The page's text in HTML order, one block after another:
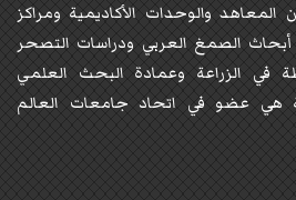
والوحدات الأكاديمية ومراكز
الصمغ العربي ودراسات التصحر
في الزراعة وعمادة البحث العلمي
هي عضو في اتحاد جامعات العالم